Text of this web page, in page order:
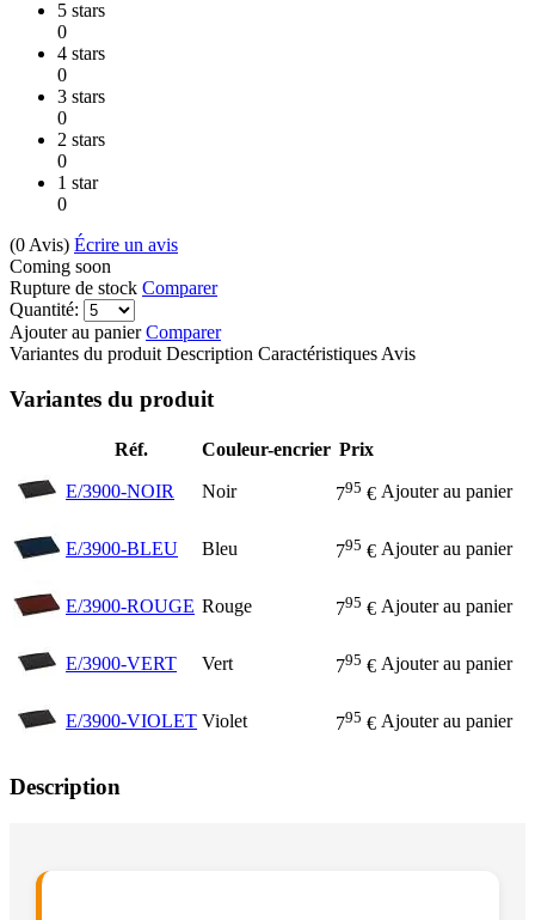
5 stars
0
4 stars
0
3 stars
0
2 stars
0
1 star
0
(0 Avis) Écrire un avis
Coming soon
Rupture de stock Comparer
Quantité:
Ajouter au panier Comparer
Variantes du produit Description Caractéristiques Avis
Variantes du produit
Réf. Couleur-encrier Prix
E/3900-NOIR Noir 795 € Ajouter au panier
E/3900-BLEU Bleu 795 € Ajouter au panier
E/3900-ROUGE Rouge 795 € Ajouter au panier
E/3900-VERT Vert 795 € Ajouter au panier
E/3900-VIOLET Violet 795 € Ajouter au panier
Description